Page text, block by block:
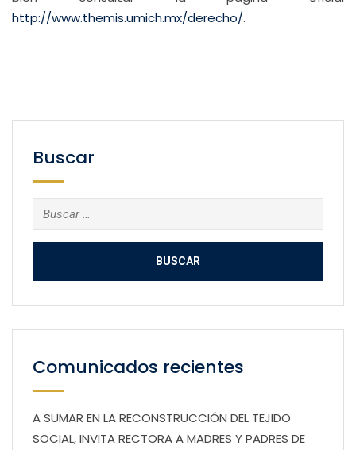
http://www.themis.umich.mx/derecho/.
Buscar
Buscar:
Comunicados recientes
A SUMAR EN LA RECONSTRUCCIÓN DEL TEJIDO
SOCIAL, INVITA RECTORA A MADRES Y PADRES DE